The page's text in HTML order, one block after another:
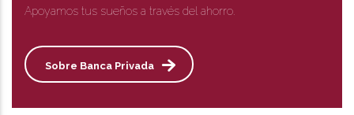
Apoyamos tus sueños a través del ahorro.
Sobre Banca Privada